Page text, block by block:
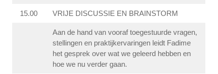
15.00 VRIJE DISCUSSIE EN BRAINSTORM
Aan de hand van vooraf toegestuurde vragen,
stellingen en praktijkervaringen leidt Fadime
het gesprek over wat we geleerd hebben en
hoe we nu verder gaan.